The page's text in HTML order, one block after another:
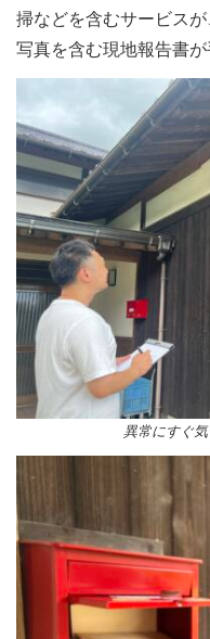
掃などを含むサービス
写真を含む現地報告書が
異常にすぐ